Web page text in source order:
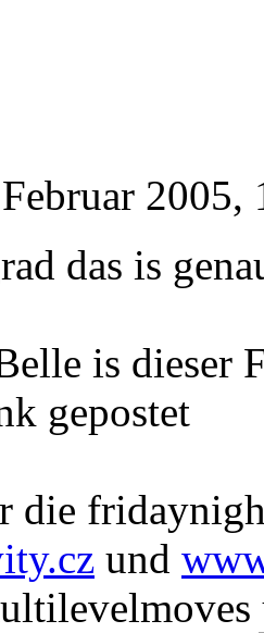
2005,
das is
is dieser
gepostet
die
und